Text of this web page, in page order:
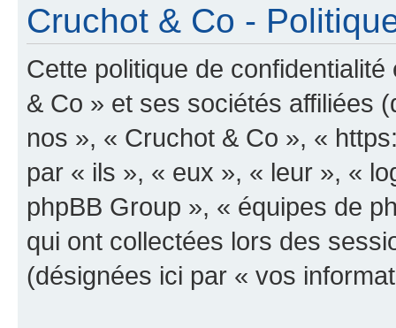
Cruchot & Co -
Cette politique de
& Co » et ses sociétés affiliées
nos », « Cruchot & Co », «
par « ils », « eux », « leur », «
phpBB Group », « équipes de
qui ont collectées lors des
(désignées ici par « vos